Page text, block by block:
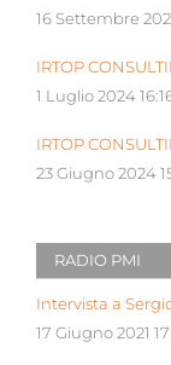
16 Settembre
IRTOP
1 Luglio 2024
IRTOP
23 Giugno 2024
RADIO PMI
Intervista a
17 Giugno 2021